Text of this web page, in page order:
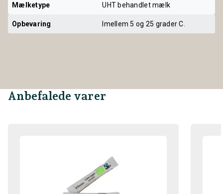
Mælketype UHT behandlet mælk
Opbevaring Imellem 5 og 25 grader C.
Anbefalede varer